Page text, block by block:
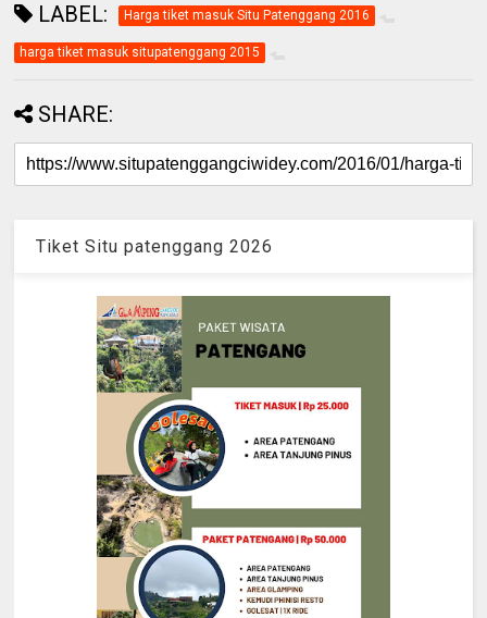
LABEL: Harga tiket masuk Situ Patenggang 2016
harga tiket masuk situpatenggang 2015
SHARE:
Tiket Situ patenggang 2026